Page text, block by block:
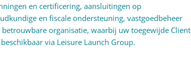
en certificering, aansluitingen op
en fiscale ondersteuning, vastgoedbeheer
organisatie, waarbij uw toegewijde Client
via Leisure Launch Group.